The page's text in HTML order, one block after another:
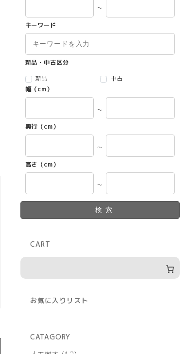
～
キーワード
新品・中古区分
新品
中古
幅（cm）
～
奥行（cm）
～
高さ（cm）
～
検索
CART
お気に入りリスト
CATAGORY